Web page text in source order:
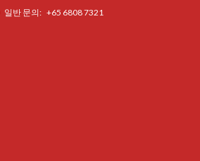
일반 문의: ‍+65 6808 7321